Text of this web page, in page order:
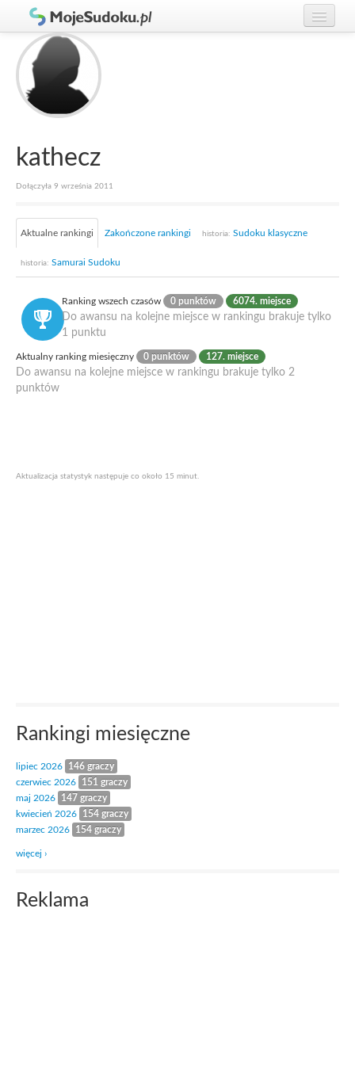
Graj w Sudoku!
Zasady Sudoku
Rankingi
Gracze
kathecz
Dołączyła 9 września 2011
Aktualne rankingi Zakończone rankingi historia: Sudoku klasyczne
historia: Samurai Sudoku
Ranking wszech czasów 0 punktów 6074. miejsce
Do awansu na kolejne miejsce w rankingu brakuje tylko
1 punktu
Aktualny ranking miesięczny 0 punktów 127. miejsce
Do awansu na kolejne miejsce w rankingu brakuje tylko 2
punktów
Aktualizacja statystyk następuje co około 15 minut.
Rankingi miesięczne
lipiec 2026
146 graczy
czerwiec 2026
151 graczy
maj 2026
147 graczy
kwiecień 2026
154 graczy
marzec 2026
154 graczy
więcej ›
Reklama